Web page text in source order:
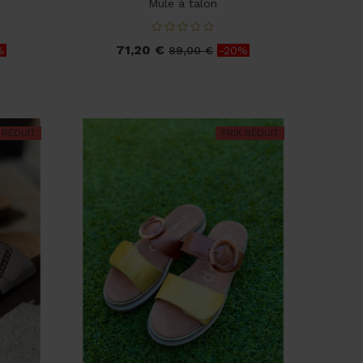
Mule à talon
Prix
71,20 € Prix
89,00 € -20%
PRIX RÉDUIT